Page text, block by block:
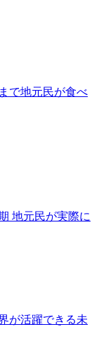
で地元民が食べ
地元民が実際に
が活躍できる未